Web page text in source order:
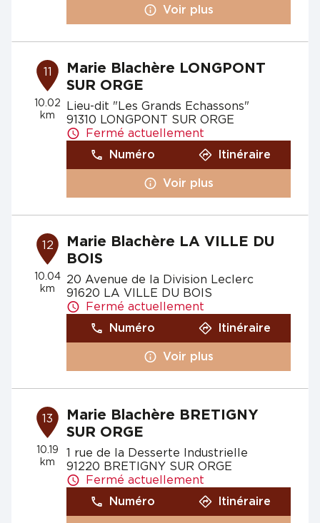
Voir plus
11
10.02
km
Marie Blachère LONGPONT
SUR ORGE
Lieu-dit "Les Grands Echassons"
91310 LONGPONT SUR ORGE
Fermé actuellement
Numéro
Itinéraire
Voir plus
12
10.04
km
Marie Blachère LA VILLE DU
BOIS
20 Avenue de la Division Leclerc
91620 LA VILLE DU BOIS
Fermé actuellement
Numéro
Itinéraire
Voir plus
13
10.19
km
Marie Blachère BRETIGNY
SUR ORGE
1 rue de la Desserte Industrielle
91220 BRETIGNY SUR ORGE
Fermé actuellement
Numéro
Itinéraire